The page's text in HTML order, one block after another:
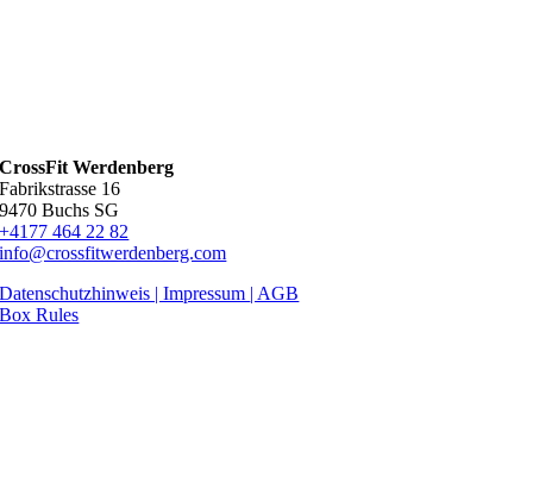
CrossFit Werdenberg
Fabrikstrasse 16
9470 Buchs SG
+4177 464 22 82
info@crossfitwerdenberg.com
Datenschutzhinweis | Impressum | AGB
Box Rules